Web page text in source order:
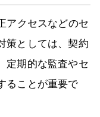
アクセスなどのセ
策としては、契約
定期的な監査やセ
ることが重要で